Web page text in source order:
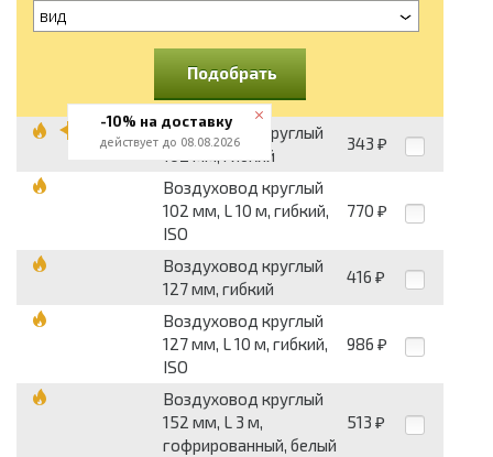
вид
Подобрать
Воздуховод круглый
102 мм, гибкий
343 ₽
Воздуховод круглый
102 мм, L 10 м, гибкий,
ISO
770 ₽
Воздуховод круглый
127 мм, гибкий
416 ₽
Воздуховод круглый
127 мм, L 10 м, гибкий,
ISO
986 ₽
Воздуховод круглый
152 мм, L 3 м,
гофрированный, белый
513 ₽
-10% на доставку
действует до 08.08.2026